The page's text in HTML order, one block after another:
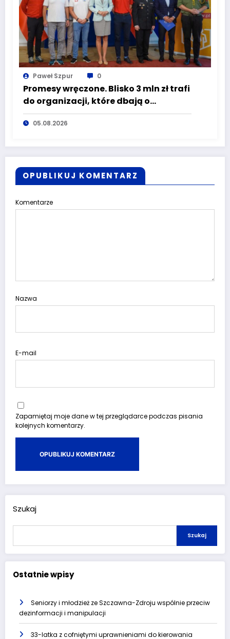
Paweł Szpur 0
Promesy wręczone. Blisko 3 mln zł trafi
do organizacji, które dbają o
bezpieczeństwo mieszkańców
Dolnego Śląska
05.08.2026
OPUBLIKUJ KOMENTARZ
Komentarze
Nazwa
E-mail
Zapamiętaj moje dane w tej przeglądarce podczas pisania
kolejnych komentarzy.
Szukaj
Szukaj
Ostatnie wpisy
Seniorzy i młodzież ze Szczawna-Zdroju wspólnie przeciw
dezinformacji i manipulacji
33-latka z cofniętymi uprawnieniami do kierowania